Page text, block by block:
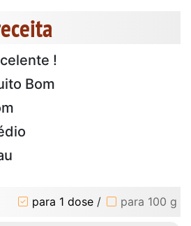
!
Bom
para 1 dose / para 100 g